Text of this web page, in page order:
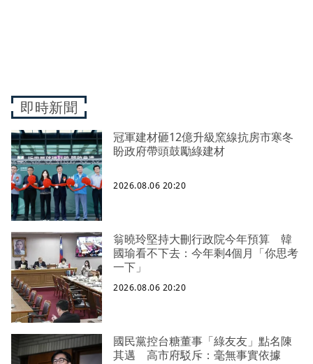
即時新聞
冠軍建材砸12億升級窯線抗房市寒冬
盼政府帶頭鼓勵綠建材
2026.08.06 20:20
翁曉玲堅持大刪行政院今年預算 韓
國瑜看不下去：今年剩4個月「你思考
一下」
2026.08.06 20:20
國民黨控台糖董事「綠友友」點名陳
其邁 高市府駁斥：毫無事實依據